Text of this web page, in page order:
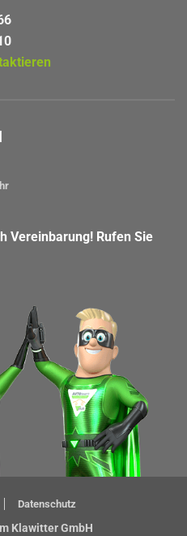
Vereinbarung! Rufen Sie
Datenschutz
Klawitter GmbH